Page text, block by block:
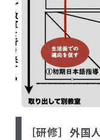
［研修］外